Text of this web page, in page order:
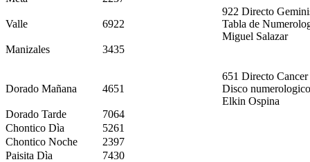
Valle 6922
922 Directo
Tabla de
Miguel Salazar
Manizales
3435
Dorado Mañana 4651
651 Directo Cancer
Disco
Elkin Ospina
Dorado Tarde
7064
Chontico Dìa
5261
Chontico Noche
2397
Paisita Dìa
7430